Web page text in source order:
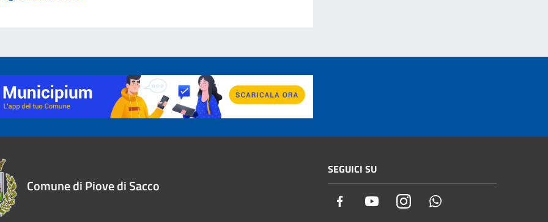
Comune di Piove di Sacco
SEGUICI SU
Facebook YoutubeInstagram